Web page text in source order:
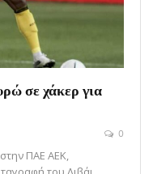
σε χάκερ για
0
ΠΑΕ ΑΕΚ,